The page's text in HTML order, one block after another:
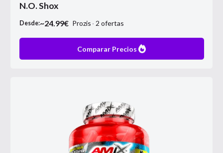
N.O. Shox
Desde:~24.99€ Prozis 2 ofertas
Comparar Precios